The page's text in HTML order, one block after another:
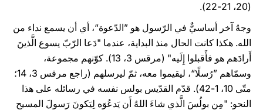
(20، 21-22).
وجهٌ آخر أساسيٌّ في الرّسول هو ”الدّعوة“، أي أن يسمع نداء من
الله. هكذا كانت الحال منذ البداية، عندما "دَعا الرّبّ يسوع الَّذينَ
أَرادَهم هو فأَقبلوا إِلَيه" (مرقس 3، 13). كوّنهم مجموعة،
وسمّاهم ”رُسلًا“، ليقيموا معه، ثمّ ليرسلهم (راجع مرقس 3، 14؛
متّى 10، 1-42). قدّم القدّيس بولس نفسه في رسائله على هذا
النحو: "مِن بولُسَ الَّذي شاءَ اللهُ أَن يَدعُوَه لِيَكونَ رَسولَ المسيحِ